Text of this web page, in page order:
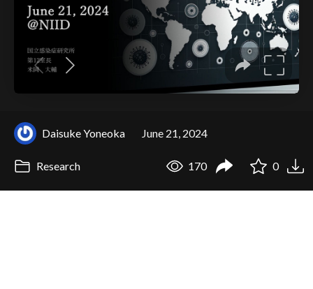
Daisuke Yoneoka June 21, 2024
Research 170 0